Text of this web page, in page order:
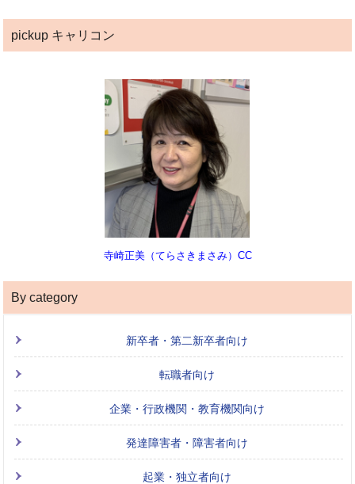
pickup キャリコン
寺崎正美（てらさきまさみ）CC
By category
新卒者・第二新卒者向け
転職者向け
企業・行政機関・教育機関向け
発達障害者・障害者向け
起業・独立者向け